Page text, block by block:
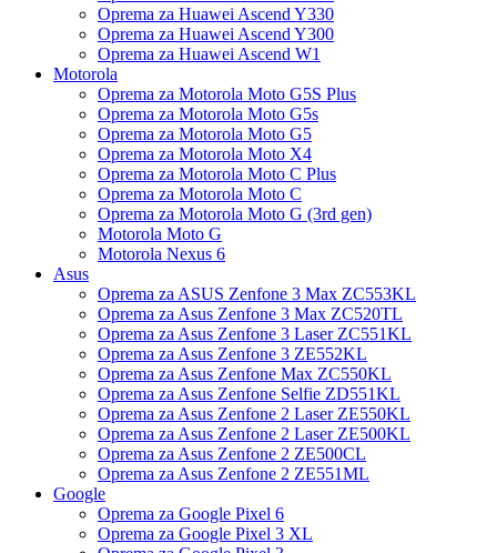
Oprema za Huawei Ascend Y330
Oprema za Huawei Ascend Y300
Oprema za Huawei Ascend W1
Motorola
Oprema za Motorola Moto G5S Plus
Oprema za Motorola Moto G5s
Oprema za Motorola Moto G5
Oprema za Motorola Moto X4
Oprema za Motorola Moto C Plus
Oprema za Motorola Moto C
Oprema za Motorola Moto G (3rd gen)
Motorola Moto G
Motorola Nexus 6
Asus
Oprema za ASUS Zenfone 3 Max ZC553KL
Oprema za Asus Zenfone 3 Max ZC520TL
Oprema za Asus Zenfone 3 Laser ZC551KL
Oprema za Asus Zenfone 3 ZE552KL
Oprema za Asus Zenfone Max ZC550KL
Oprema za Asus Zenfone Selfie ZD551KL
Oprema za Asus Zenfone 2 Laser ZE550KL
Oprema za Asus Zenfone 2 Laser ZE500KL
Oprema za Asus Zenfone 2 ZE500CL
Oprema za Asus Zenfone 2 ZE551ML
Google
Oprema za Google Pixel 6
Oprema za Google Pixel 3 XL